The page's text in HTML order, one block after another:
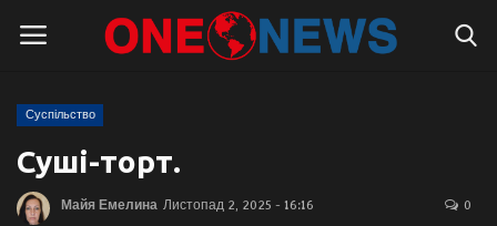
Логін
Головна
Суспільство
Суші-торт.
Майя Емелина Листопад 2, 2025 - 16:16 0